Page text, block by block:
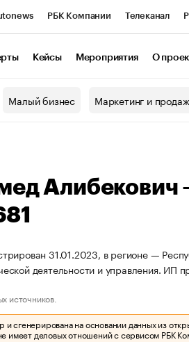
РБК Компании Телеканал
Кейсы Мероприятия О
Малый бизнес Маркетинг и
31.01.2023, в регионе —
деятельности и управления.
источников.
сгенерирована на основании данных из
имеет деловых отношений с сервисом РБК